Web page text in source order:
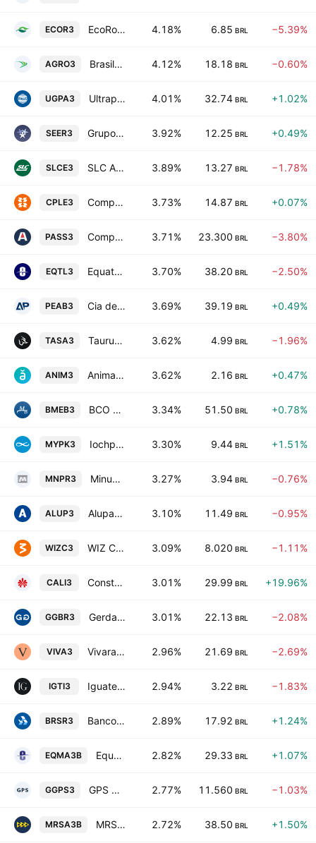
ECOR3 EcoRodovias Infraestrutura e Logistica S.A. 4.18% 6.85 BRL −5.39%
AGRO3 BrasilAgro Cia Brasileira de Propriedades Agricolas 4.12% 18.18 BRL −0.60%
UGPA3 Ultrapar Participacoes S.A. 4.01% 32.74 BRL +1.02%
SEER3 Grupo Ser Educacional SA 3.92% 12.25 BRL +0.49%
SLCE3 SLC Agricola S.A. 3.89% 13.27 BRL −1.78%
CPLE3 Companhia Paranaense de Energia 3.73% 14.87 BRL +0.07%
PASS3 Compass Gas e Energia SA 3.71% 23.300 BRL −3.80%
EQTL3 Equatorial S.A. 3.70% 38.20 BRL −2.50%
PEAB3 Cia de Participacoes Alianca da Bahia Registered 3.69% 39.19 BRL +0.49%
TASA3 Taurus Armas S.A. 3.62% 4.99 BRL −1.96%
ANIM3 Anima Holding SA 3.62% 2.16 BRL +0.47%
BMEB3 BCO Mercantil do Brasil SA 3.34% 51.50 BRL +0.78%
MYPK3 Iochpe Maxion S.A. 3.30% 9.44 BRL +1.51%
MNPR3 Minupar Participacoes S.A. 3.27% 3.94 BRL −0.76%
ALUP3 Alupar Investimento SA 3.10% 11.49 BRL −0.95%
WIZC3 WIZ Co Participacoes e Corretagem de Seguros SA 3.09% 8.020 BRL −1.11%
CALI3 Construtora Adolpho Lindenberg SA 3.01% 29.99 BRL +19.96%
GGBR3 Gerdau S.A. 3.01% 22.13 BRL −2.08%
VIVA3 Vivara Participacoes SA 2.96% 21.69 BRL −2.69%
IGTI3 Iguatemi SA 2.94% 3.22 BRL −1.83%
BRSR3 Banco do Estado do Rio Grande do Sul SA 2.89% 17.92 BRL +1.24%
EQMA3B Equatorial Maranhao Distribuidora de Energia SA 2.82% 29.33 BRL +1.07%
GGPS3 GPS Participacoes e Empreendimentos SA 2.77% 11.560 BRL −1.03%
MRSA3B MRS Logistica S.A. 2.72% 38.50 BRL +1.50%